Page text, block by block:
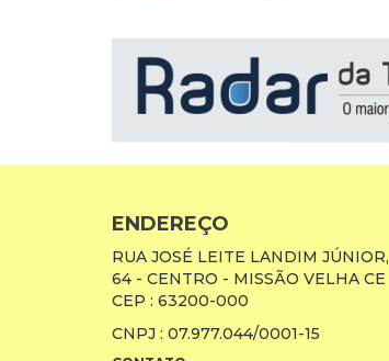
ENDEREÇO
RUA JOSÉ LEITE LANDIM JÚNIOR,
64 - CENTRO - MISSÃO VELHA CE
CEP : 63200-000
CNPJ : 07.977.044/0001-15